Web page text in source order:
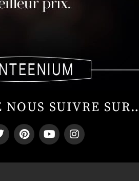
NOUS SUIVRE